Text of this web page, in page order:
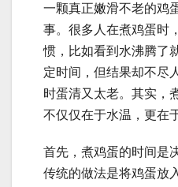
一颗真正嫩滑不老的鸡
事。很多人在煮鸡蛋时
惯，比如看到水沸腾了
定时间，但结果却不尽
时蛋清又太老。其实，
不仅仅在于水温，更在
首先，煮鸡蛋的时间是
传统的做法是将鸡蛋放